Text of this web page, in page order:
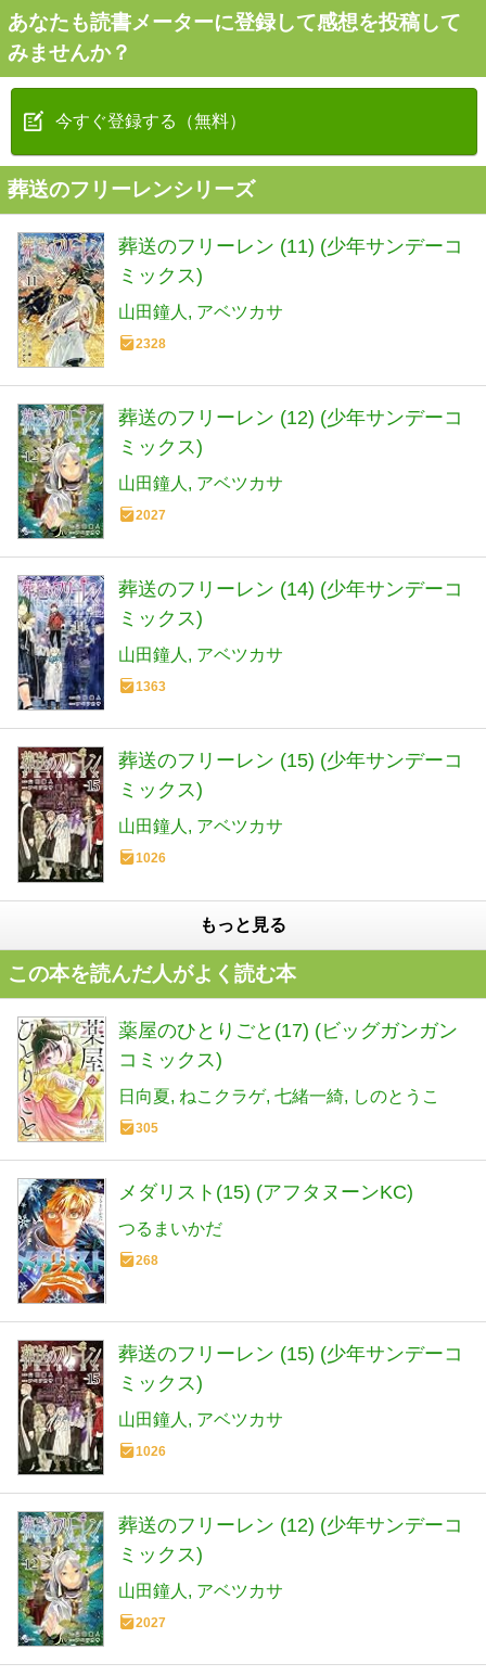
あなたも読書メーターに登録して感想を投稿して
みませんか？
今すぐ登録する（無料）
葬送のフリーレンシリーズ
葬送のフリーレン (11) (少年サンデーコ
ミックス)
山田鐘人 アベツカサ
2328
葬送のフリーレン (12) (少年サンデーコ
ミックス)
山田鐘人 アベツカサ
2027
葬送のフリーレン (14) (少年サンデーコ
ミックス)
山田鐘人 アベツカサ
1363
葬送のフリーレン (15) (少年サンデーコ
ミックス)
山田鐘人 アベツカサ
1026
もっと見る
この本を読んだ人がよく読む本
薬屋のひとりごと(17) (ビッグガンガン
コミックス)
日向夏 ねこクラゲ 七緒一綺 しのとうこ
305
メダリスト(15) (アフタヌーンKC)
つるまいかだ
268
葬送のフリーレン (15) (少年サンデーコ
ミックス)
山田鐘人 アベツカサ
1026
葬送のフリーレン (12) (少年サンデーコ
ミックス)
山田鐘人 アベツカサ
2027